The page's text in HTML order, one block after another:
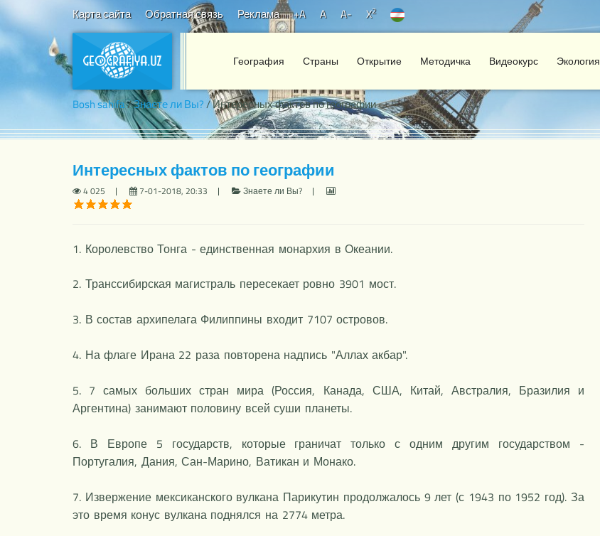
Карта сайта Обратная связь Реклама +A A A- X2
География Страны Открытие Методичка Видеокурс Экология
Bosh sahifa/Знаете ли Вы?/ Интересных фактов по географии
Интересных фактов по географии
4 025 7-01-2018, 20:33 Знаете ли Вы?
1. Королевство Тонга - единственная монархия в Океании.
2. Транссибирская магистраль пересекает ровно 3901 мост.
3. В состав архипелага Филиппины входит 7107 островов.
4. На флаге Ирана 22 раза повторена надпись "Аллах акбар".
5. 7 самых больших стран мира (Россия, Канада, США, Китай, Австралия, Бразилия и
Аргентина) занимают половину всей суши планеты.
6. В Европе 5 государств, которые граничат только с одним другим государством -
Португалия, Дания, Сан-Марино, Ватикан и Монако.
7. Извержение мексиканского вулкана Парикутин продолжалось 9 лет (с 1943 по 1952 год). За
это время конус вулкана поднялся на 2774 метра.